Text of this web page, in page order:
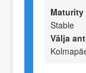
Maturity
Stable
Välja